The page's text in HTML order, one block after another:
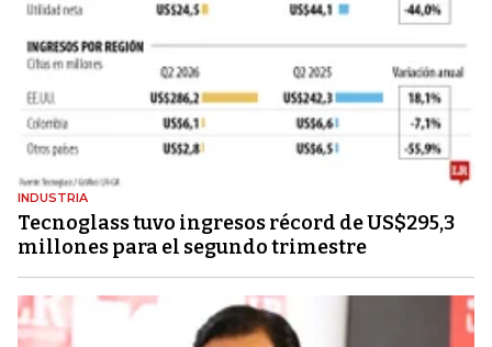
INDUSTRIA
Tecnoglass tuvo ingresos récord de US$295,3
millones para el segundo trimestre